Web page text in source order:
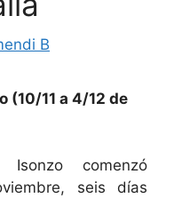
B
(10/11 a 4/12 de
comenzó
seis días